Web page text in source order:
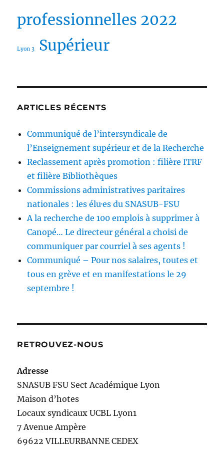
professionnelles 2022
Lyon 3 Supérieur
ARTICLES RÉCENTS
Communiqué de l’intersyndicale de
l’Enseignement supérieur et de la Recherche
Reclassement après promotion : filière ITRF
et filière Bibliothèques
Commissions administratives paritaires
nationales : les élu·es du SNASUB-FSU
A la recherche de 100 emplois à supprimer à
Canopé… Le directeur général a choisi de
communiquer par courriel à ses agents !
Communiqué – Pour nos salaires, toutes et
tous en grève et en manifestations le 29
septembre !
RETROUVEZ-NOUS
Adresse
SNASUB FSU Sect Académique Lyon
Maison d’hotes
Locaux syndicaux UCBL Lyon1
7 Avenue Ampère
69622 VILLEURBANNE CEDEX